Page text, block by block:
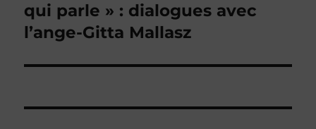
suivante :
qui parle » : dialogues avec
l’ange-Gitta Mallasz